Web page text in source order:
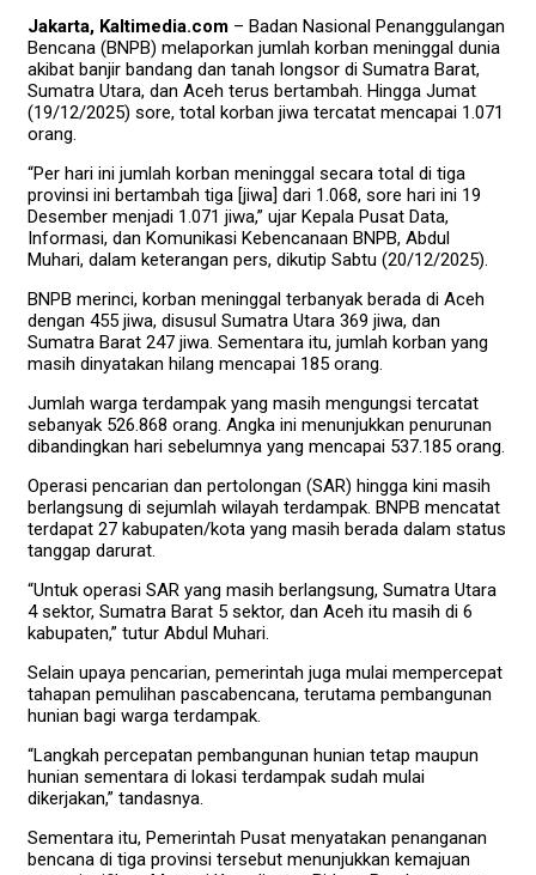
Jakarta, Kaltimedia.com – Badan Nasional Penanggulangan
Bencana (BNPB) melaporkan jumlah korban meninggal dunia
akibat banjir bandang dan tanah longsor di Sumatra Barat,
Sumatra Utara, dan Aceh terus bertambah. Hingga Jumat
(19/12/2025) sore, total korban jiwa tercatat mencapai 1.071
orang.
“Per hari ini jumlah korban meninggal secara total di tiga
provinsi ini bertambah tiga [jiwa] dari 1.068, sore hari ini 19
Desember menjadi 1.071 jiwa,” ujar Kepala Pusat Data,
Informasi, dan Komunikasi Kebencanaan BNPB, Abdul
Muhari, dalam keterangan pers, dikutip Sabtu (20/12/2025).
BNPB merinci, korban meninggal terbanyak berada di Aceh
dengan 455 jiwa, disusul Sumatra Utara 369 jiwa, dan
Sumatra Barat 247 jiwa. Sementara itu, jumlah korban yang
masih dinyatakan hilang mencapai 185 orang.
Jumlah warga terdampak yang masih mengungsi tercatat
sebanyak 526.868 orang. Angka ini menunjukkan penurunan
dibandingkan hari sebelumnya yang mencapai 537.185 orang.
Operasi pencarian dan pertolongan (SAR) hingga kini masih
berlangsung di sejumlah wilayah terdampak. BNPB mencatat
terdapat 27 kabupaten/kota yang masih berada dalam status
tanggap darurat.
“Untuk operasi SAR yang masih berlangsung, Sumatra Utara
4 sektor, Sumatra Barat 5 sektor, dan Aceh itu masih di 6
kabupaten,” tutur Abdul Muhari.
Selain upaya pencarian, pemerintah juga mulai mempercepat
tahapan pemulihan pascabencana, terutama pembangunan
hunian bagi warga terdampak.
“Langkah percepatan pembangunan hunian tetap maupun
hunian sementara di lokasi terdampak sudah mulai
dikerjakan,” tandasnya.
Sementara itu, Pemerintah Pusat menyatakan penanganan
bencana di tiga provinsi tersebut menunjukkan kemajuan